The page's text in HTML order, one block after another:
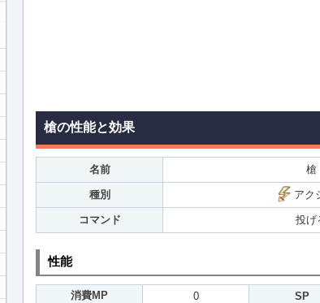
槍の性能と効果
名前 槍
種別 アク
コマンド 投げ
性能
消費MP 0 SP